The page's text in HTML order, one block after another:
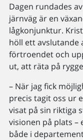
Dagen rundades
järnväg är en
lågkonjunktur.
höll ett avslutande
förtroendet och
ut, att räta på
– När jag fick
precis tagit oss ur
visat på sin riktiga
visionen på plats
både i